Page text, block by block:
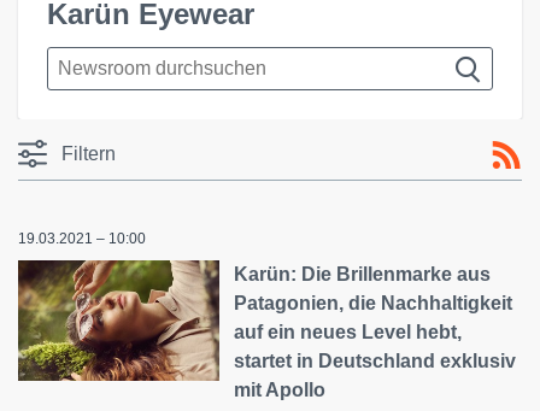
Karün Eyewear
Filtern
19.03.2021 – 10:00
Karün: Die Brillenmarke aus
Patagonien, die Nachhaltigkeit
auf ein neues Level hebt,
startet in Deutschland exklusiv
mit Apollo